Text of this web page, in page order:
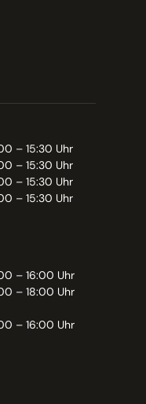
– 15:30 Uhr
– 15:30 Uhr
– 15:30 Uhr
– 15:30 Uhr
– 16:00 Uhr
– 18:00 Uhr
– 16:00 Uhr